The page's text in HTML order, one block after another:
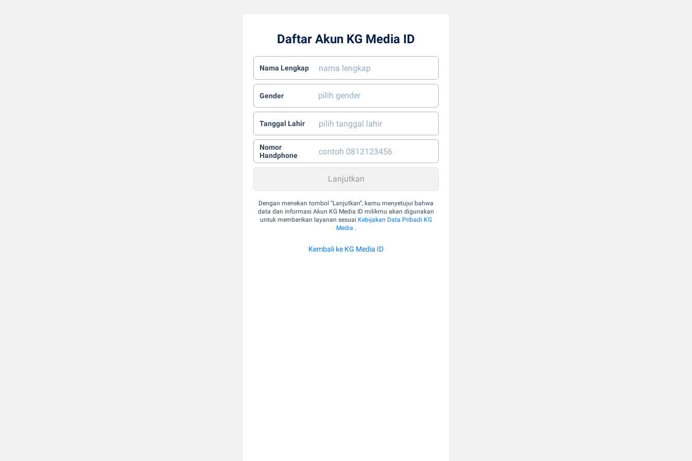
Daftar Akun KG Media ID
Nama Lengkap
Gender
Tanggal Lahir
Nomor
Handphone
Dengan menekan tombol “Lanjutkan”, kamu menyetujui bahwa
data dan informasi Akun KG Media ID milikmu akan digunakan
untuk memberikan layanan sesuai Kebijakan Data Pribadi KG
Media .
Kembali ke KG Media ID